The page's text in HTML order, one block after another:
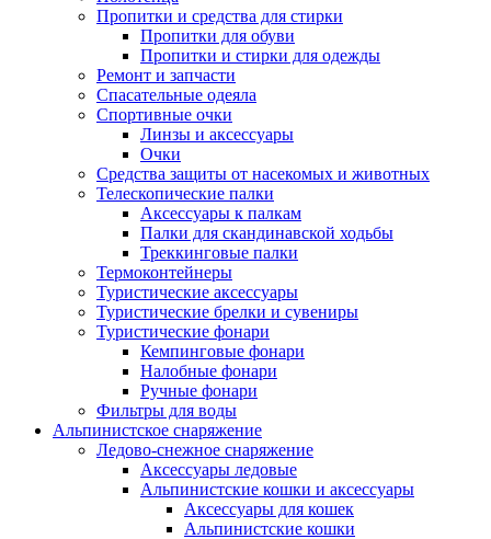
Пропитки и средства для стирки
Пропитки для обуви
Пропитки и стирки для одежды
Ремонт и запчасти
Спасательные одеяла
Спортивные очки
Линзы и аксессуары
Очки
Средства защиты от насекомых и животных
Телескопические палки
Аксессуары к палкам
Палки для скандинавской ходьбы
Треккинговые палки
Термоконтейнеры
Туристические аксессуары
Туристические брелки и сувениры
Туристические фонари
Кемпинговые фонари
Налобные фонари
Ручные фонари
Фильтры для воды
Альпинистское снаряжение
Ледово-снежное снаряжение
Аксессуары ледовые
Альпинистские кошки и аксессуары
Аксессуары для кошек
Альпинистские кошки